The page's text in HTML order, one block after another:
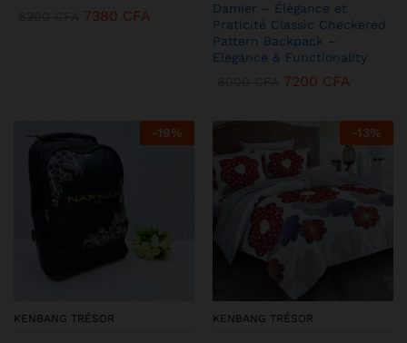
7380 CFA
Damier – Élégance et
Praticité Classic Checkered
Pattern Backpack –
Elegance & Functionality
7200 CFA
-19%
KENBANG TRÉSOR
-13%
KENBANG TRÉSOR